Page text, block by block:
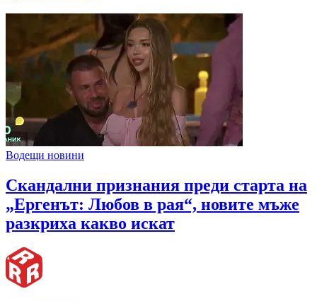
Водещи новини
Скандални признания преди старта на
„Ергенът: Любов в рая“, новите мъже
разкриха какво искат